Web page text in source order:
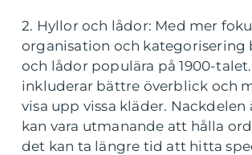
2. Hyllor och lådor: Med mer
organisation och kategorisering
och lådor populära på 1900-
inkluderar bättre överblick och
visa upp vissa kläder. Nackdelen
kan vara utmanande att hålla
det kan ta längre tid att hitta